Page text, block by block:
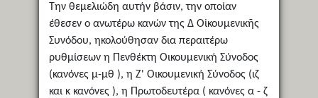
Την θεμελιώδη αυτήν βάσιν, την οποίαν
έθεσεν ο ανωτέρω κανών της Δ Οἰκουμενικῆς
Συνόδου, ηκολούθησαν δια περαιτέρω
ρυθμίσεων η Πενθέκτη Οικουμενική Σύνοδος
(κανόνες μ-μθ ), η Ζ' Οικουμενική Σύνοδος (ιζ
και κ κανόνες ), η Πρωτοδευτέρα ( κανόνες α - ζ